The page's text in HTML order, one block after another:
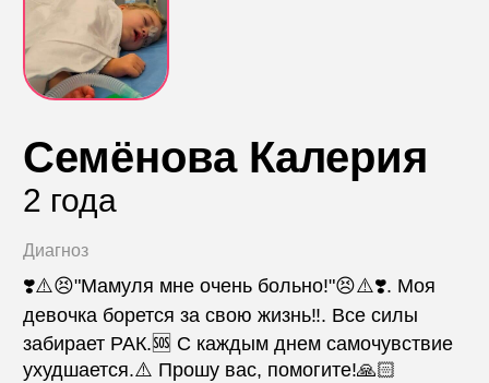
e-mail для связи
Семёнова Калерия
2 года
Диагноз
❣️⚠️😣"Мамуля мне очень больно!"😣⚠️❣️. Моя
девочка борется за свою жизнь‼️. Все силы
забирает РАК.🆘 С каждым днем самочувствие
ухудшается.⚠️ Прошу вас, помогите!🙏🏻